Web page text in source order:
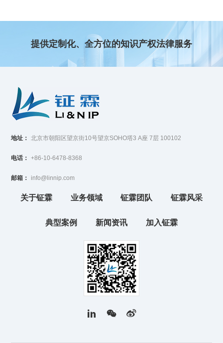
提供定制化、全方位的知识产权法律服务
地址： 北京市朝阳区望京街10号望京SOHO塔3 A座 7层 100102
电话： +86-10-6478-8368
邮箱： info@linnip.com
关于钲霖 业务领域 钲霖团队 钲霖风采
典型案例 新闻资讯 加入钲霖